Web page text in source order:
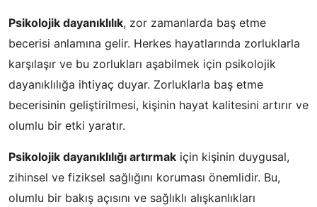
Psikolojik dayanıklılık, zor zamanlarda baş etme
becerisi anlamına gelir. Herkes hayatlarında zorluklarla
karşılaşır ve bu zorlukları aşabilmek için psikolojik
dayanıklılığa ihtiyaç duyar. Zorluklarla baş etme
becerisinin geliştirilmesi, kişinin hayat kalitesini artırır ve
olumlu bir etki yaratır.
Psikolojik dayanıklılığı artırmak için kişinin duygusal,
zihinsel ve fiziksel sağlığını koruması önemlidir. Bu,
olumlu bir bakış açısını ve sağlıklı alışkanlıkları